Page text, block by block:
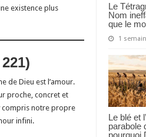
Le
Nom
que le
1
Le blé et
parabole
existence plus
de Dieu est l’amour.
proche, concret et
compris notre propre
infini.